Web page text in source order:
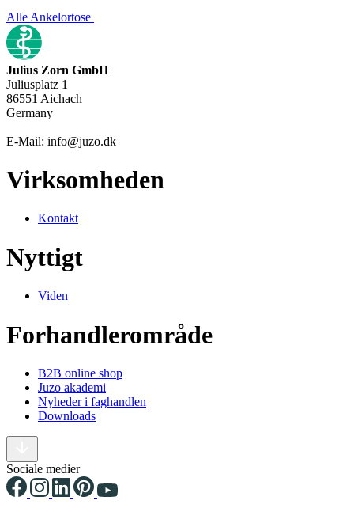
Alle Ankelortose
Julius Zorn GmbH
Juliusplatz 1
86551 Aichach
Germany
E-Mail: info@juzo.dk
Virksomheden
Kontakt
Nyttigt
Viden
Forhandlerområde
B2B online shop
Juzo akademi
Nyheder i faghandlen
Downloads
Sociale medier